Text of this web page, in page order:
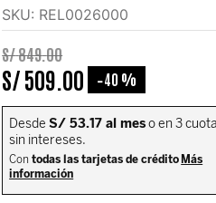
SKU: REL0026000
S/849.00
S/509 00 -40 %